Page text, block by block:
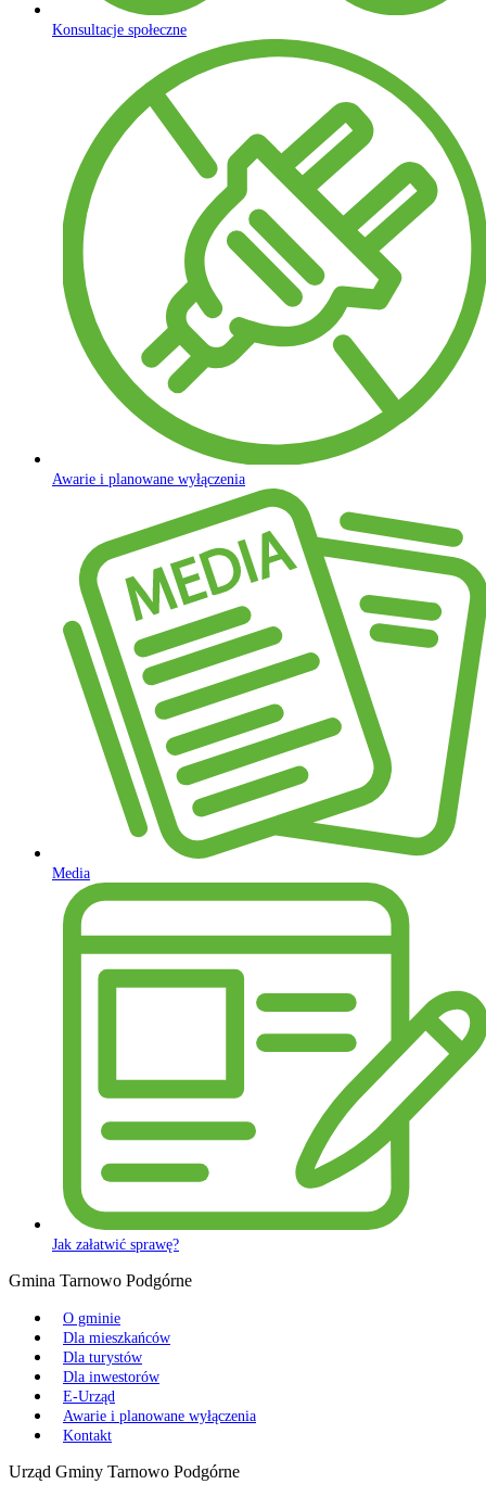
Konsultacje społeczne
Awarie i planowane wyłączenia
Media
Jak załatwić sprawę?
Gmina Tarnowo Podgórne
O gminie
Dla mieszkańców
Dla turystów
Dla inwestorów
E-Urząd
Awarie i planowane wyłączenia
Kontakt
Urząd Gminy Tarnowo Podgórne